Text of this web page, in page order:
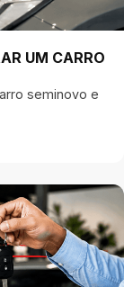
UM CARRO
seminovo e